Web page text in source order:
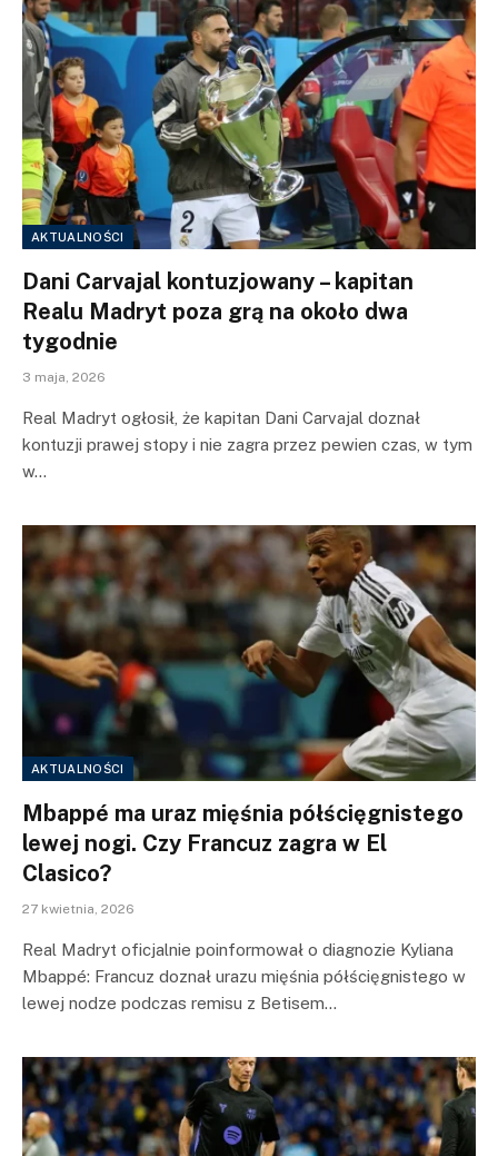
AKTUALNOŚCI
Dani Carvajal kontuzjowany – kapitan
Realu Madryt poza grą na około dwa
tygodnie
3 maja, 2026
Real Madryt ogłosił, że kapitan Dani Carvajal doznał
kontuzji prawej stopy i nie zagra przez pewien czas, w tym
w…
AKTUALNOŚCI
Mbappé ma uraz mięśnia półścięgnistego
lewej nogi. Czy Francuz zagra w El
Clasico?
27 kwietnia, 2026
Real Madryt oficjalnie poinformował o diagnozie Kyliana
Mbappé: Francuz doznał urazu mięśnia półścięgnistego w
lewej nodze podczas remisu z Betisem…